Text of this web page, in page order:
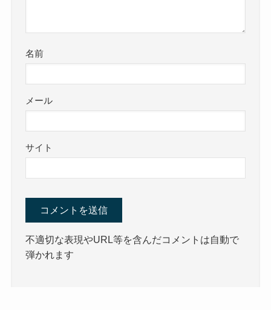
名前
メール
サイト
不適切な表現やURL等を含んだコメントは自動で
弾かれます